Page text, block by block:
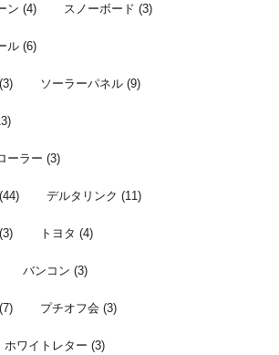
ン (4) スノーボード (3)
ル (6)
(3) ソーラーパネル (9)
ーラー (3)
(44) デルタリンク (11)
(3) トヨタ (4)
バンコン (3)
(7) プチオフ会 (3)
ホワイトレター (3)